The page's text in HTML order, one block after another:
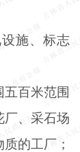
施、标志
五百米范围
厂、采石场
的工厂；